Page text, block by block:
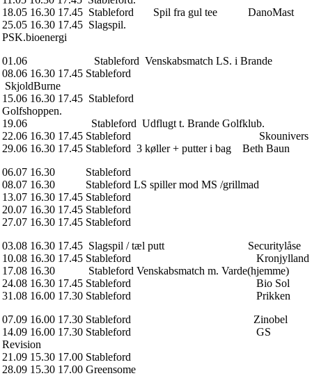
18.05 16.30 17.45 Stableford Spil fra gul tee DanoMast
25.05 16.30 17.45 Slagspil.
PSK.bioenergi
01.06 Stableford Venskabsmatch LS. i Brande
08.06 16.30 17.45 Stableford
SkjoldBurne
15.06 16.30 17.45 Stableford
Golfshoppen.
19.06 Stableford Udflugt t. Brande Golfklub.
22.06 16.30 17.45 Stableford Skounivers
29.06 16.30 17.45 Stableford 3 køller + putter i bag Beth Baun
06.07 16.30 Stableford
08.07 16.30 Stableford LS spiller mod MS /grillmad
13.07 16.30 17.45 Stableford
20.07 16.30 17.45 Stableford
27.07 16.30 17.45 Stableford
03.08 16.30 17.45 Slagspil / tæl putt Securitylåse
10.08 16.30 17.45 Stableford Kronjylland
17.08 16.30 Stableford Venskabsmatch m. Varde(hjemme)
24.08 16.30 17.45 Stableford Bio Sol
31.08 16.00 17.30 Stableford Prikken
07.09 16.00 17.30 Stableford Zinobel
14.09 16.00 17.30 Stableford GS
Revision
21.09 15.30 17.00 Stableford
28.09 15.30 17.00 Greensome